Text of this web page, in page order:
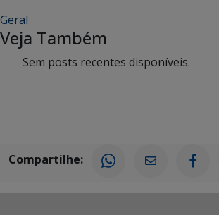
Geral
Veja Também
Sem posts recentes disponíveis.
Compartilhe: